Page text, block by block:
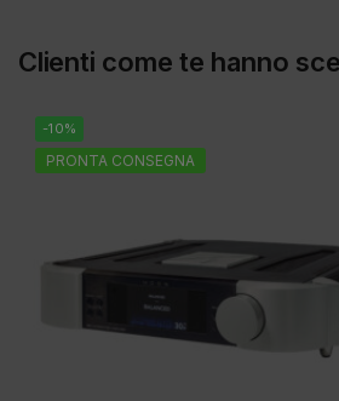
Clienti come te hanno
-10%
PRONTA CONSEGNA